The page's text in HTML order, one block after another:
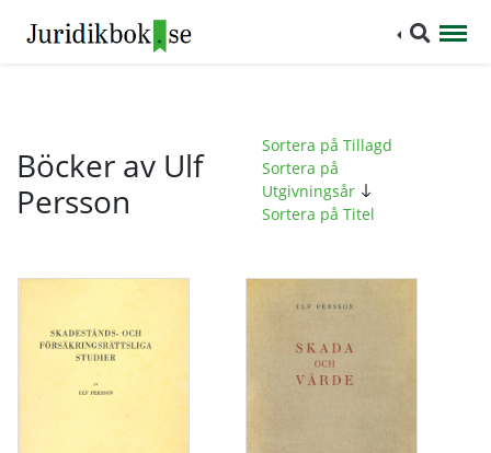
Böcker av Ulf
Persson
Sortera på Tillagd
Sortera på
Utgivningsår
Sortera på Titel